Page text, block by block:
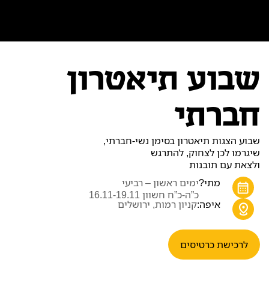
שבוע תיאטרון
חברתי
שבוע הצגות תיאטרון בסימן נשי-חברתי,
שיגרמו לכן לצחוק, להתרגש
ולצאת עם תובנות
מתי?ימים ראשון – רביעי
כ”ה-כ”ח חשוון 16.11-19.11
איפה:קניון רמות, ירושלים
לרכישת כרטיסים